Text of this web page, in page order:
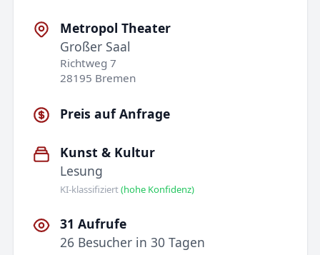
Metropol Theater
Großer Saal
Richtweg 7
28195 Bremen
Preis auf Anfrage
Kunst & Kultur
Lesung
KI-klassifiziert(hohe Konfidenz)
31 Aufrufe
26 Besucher in 30 Tagen